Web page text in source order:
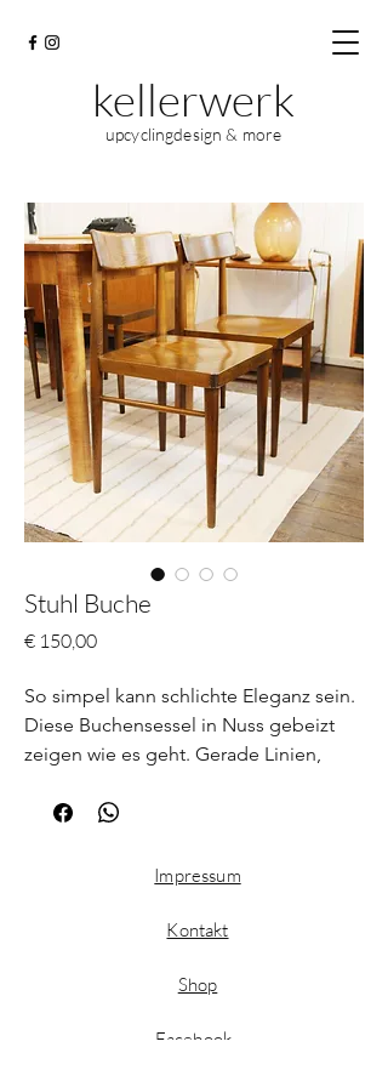
kellerwerk
upcyclingdesign & more
Stuhl Buche
€ 150,00Preis
So simpel kann schlichte Eleganz sein.
Diese Buchensessel in Nuss gebeizt
zeigen wie es geht. Gerade Linien,
eine schön geformte Rückenlehne.
Impressum
Kontakt
Shop
Facebook